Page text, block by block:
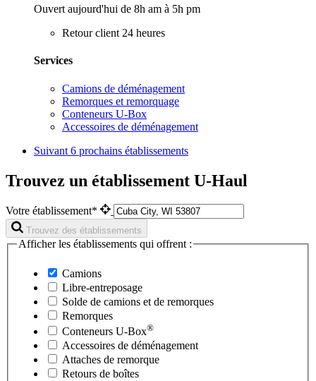
Ouvert aujourd'hui de 8h am à 5h pm
Retour client 24 heures
Services
Camions de déménagement
Remorques et remorquage
Conteneurs U-Box
Accessoires de déménagement
Suivant 6 prochains établissements
Trouvez un établissement U-Haul
Votre établissement*
Trouvez des établissements
Afficher les établissements qui offrent :
Camions
Libre-entreposage
Solde de camions et de remorques
Remorques
Conteneurs U-Box®
Accessoires de déménagement
Attaches de remorque
Retours de boîtes